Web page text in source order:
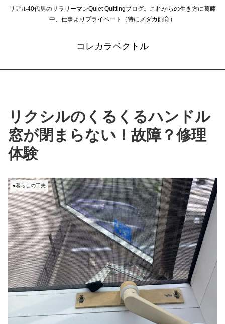
リアル40代男のサラリーマンQuiet Quittingブログ。これからの生き方に葛藤
中、仕事よりプライベート（特にメダカ飼育）
コレカラベクトル
リクシルのくるくるハンドル
窓が閉まらない！故障？修理
体験
●暮らしの工夫